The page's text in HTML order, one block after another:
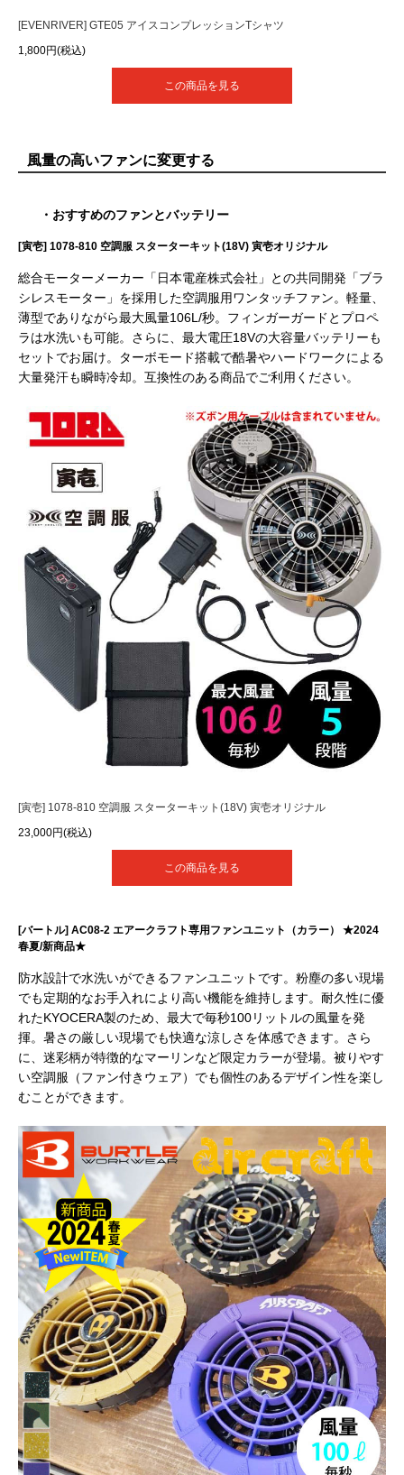
[EVENRIVER] GTE05 アイスコンプレッションTシャツ
1,800円(税込)
この商品を見る
風量の高いファンに変更する
・おすすめのファンとバッテリー
[寅壱] 1078-810 空調服 スターターキット(18V) 寅壱オリジナル
総合モーターメーカー「日本電産株式会社」との共同開発「ブラ
シレスモーター」を採用した空調服用ワンタッチファン。軽量、
薄型でありながら最大風量106L/秒。フィンガーガードとプロペ
ラは水洗いも可能。さらに、最大電圧18Vの大容量バッテリーも
セットでお届け。ターボモード搭載で酷暑やハードワークによる
大量発汗も瞬時冷却。互換性のある商品でご利用ください。
[寅壱] 1078-810 空調服 スターターキット(18V) 寅壱オリジナル
23,000円(税込)
この商品を見る
[バートル] AC08-2 エアークラフト専用ファンユニット（カラー） ★2024
春夏/新商品★
防水設計で水洗いができるファンユニットです。粉塵の多い現場
でも定期的なお手入れにより高い機能を維持します。耐久性に優
れたKYOCERA製のため、最大で毎秒100リットルの風量を発
揮。暑さの厳しい現場でも快適な涼しさを体感できます。さら
に、迷彩柄が特徴的なマーリンなど限定カラーが登場。被りやす
い空調服（ファン付きウェア）でも個性のあるデザイン性を楽し
むことができます。